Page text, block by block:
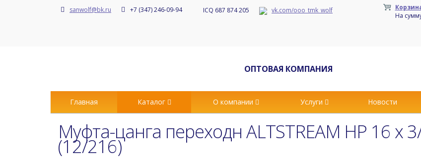
sanwolf@bk.ru +7 (347) 246-09-94 ICQ 687 874 205 vk.com/ooo_tmk_wolf
На
ОПТОВАЯ КОМПАНИЯ
Главная Каталог О компании Услуги Новости
Муфта-цанга переходн ALTSTREAM НР 16 х
(12/216)